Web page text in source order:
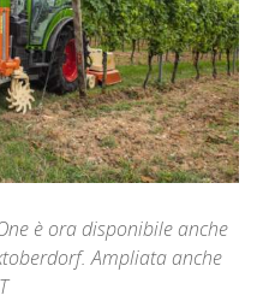
è ora disponibile anche
Ampliata anche